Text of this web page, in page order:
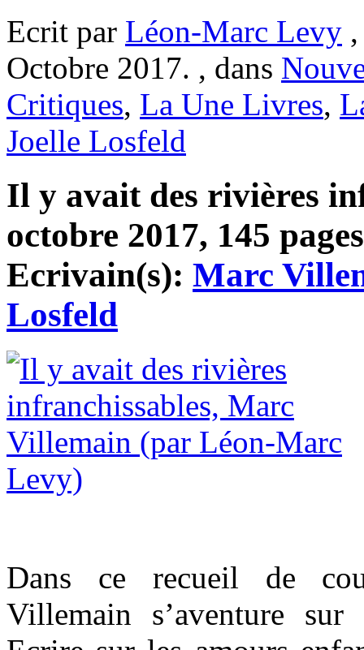
Ecrit par Léon-Marc Levy
Octobre 2017. , dans
Critiques, La Une Livres,
Joelle Losfeld
Il y avait des rivières
octobre 2017, 145
Ecrivain(s): Marc
Losfeld
Dans ce recueil de
Villemain s’aventure